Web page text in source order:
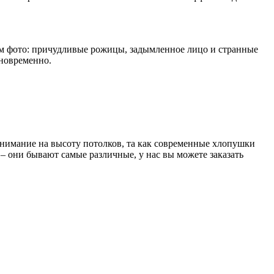
фото: причудливые рожицы, задымленное лицо и странные
на высоту потолков, та как современные хлопушки
они бывают самые различные, у нас вы можете заказать